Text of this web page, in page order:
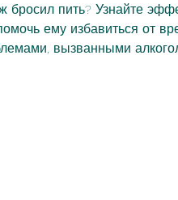
бросил пить? Узнайте
ему избавиться от
вызванными